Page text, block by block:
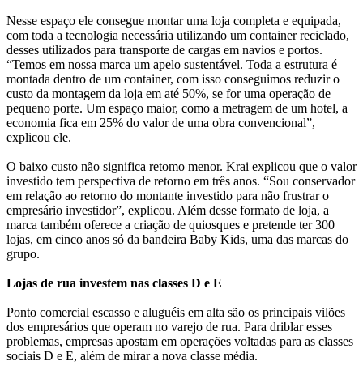
Nesse espaço ele consegue montar uma loja completa e equipada,
com toda a tecnologia necessária utilizando um container reciclado,
desses utilizados para transporte de cargas em navios e portos.
“Temos em nossa marca um apelo sustentável. Toda a estrutura é
montada dentro de um container, com isso conseguimos reduzir o
custo da montagem da loja em até 50%, se for uma operação de
pequeno porte. Um espaço maior, como a metragem de um hotel, a
economia fica em 25% do valor de uma obra convencional”,
explicou ele.
O baixo custo não significa retomo menor. Krai explicou que o valor
investido tem perspectiva de retorno em três anos. “Sou conservador
em relação ao retorno do montante investido para não frustrar o
empresário investidor”, explicou. Além desse formato de loja, a
marca também oferece a criação de quiosques e pretende ter 300
lojas, em cinco anos só da bandeira Baby Kids, uma das marcas do
grupo.
Lojas de rua investem nas classes D e E
Ponto comercial escasso e aluguéis em alta são os principais vilões
dos empresários que operam no varejo de rua. Para driblar esses
problemas, empresas apostam em operações voltadas para as classes
sociais D e E, além de mirar a nova classe média.